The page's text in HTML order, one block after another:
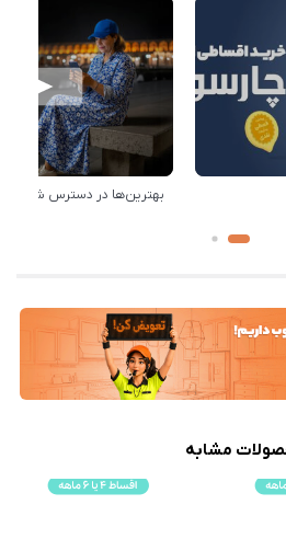
بهترین‌ها در دسترس
مشابه